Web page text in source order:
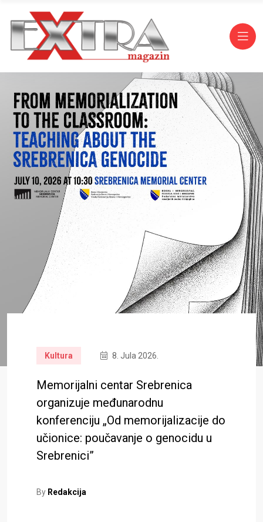
Kultura 8. Jula 2026.
Memorijalni centar Srebrenica
organizuje međunarodnu
konferenciju „Od memorijalizacije do
učionice: poučavanje o genocidu u
Srebrenici”
By Redakcija